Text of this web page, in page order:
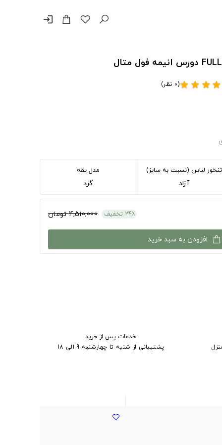
login
star
star
star
star(0 نظر)
تنخور لباس (نسبت به سایز)
آزاد
مدل یقه
گرد
24٪ تخفیف 4,510,000 تومان
افزودن به سبد خرید
خدمات پس از خرید
پشتیبانی از شنبه تا چهارشنبه 9 الی 18